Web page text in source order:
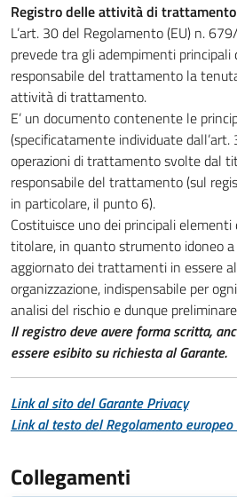
Registro delle attività di trattamento
L’art. 30 del Regolamento (EU) n.
prevede tra gli adempimenti
responsabile del trattamento la
attività di trattamento.
E’ un documento contenente le
(specificatamente individuate
operazioni di trattamento svolte dal
responsabile del trattamento (sul
in particolare, il punto 6).
Costituisce uno dei principali
titolare, in quanto strumento idoneo
aggiornato dei trattamenti in essere
organizzazione, indispensabile per
analisi del rischio e dunque
Il registro deve avere forma scritta,
essere esibito su richiesta al Garante.
Link al sito del Garante Privacy
Link al testo del Regolamento
Collegamenti